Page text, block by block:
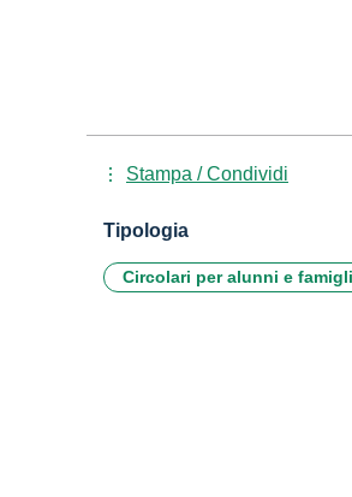
Stampa / Condividi
Tipologia
Circolari per alunni e